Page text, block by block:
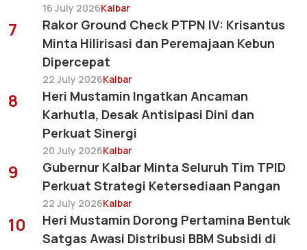
16 July 2026Kalbar
7
Rakor Ground Check PTPN IV: Krisantus
Minta Hilirisasi dan Peremajaan Kebun
Dipercepat
22 July 2026Kalbar
8
Heri Mustamin Ingatkan Ancaman
Karhutla, Desak Antisipasi Dini dan
Perkuat Sinergi
20 July 2026Kalbar
9
Gubernur Kalbar Minta Seluruh Tim TPID
Perkuat Strategi Ketersediaan Pangan
22 July 2026Kalbar
10
Heri Mustamin Dorong Pertamina Bentuk
Satgas Awasi Distribusi BBM Subsidi di